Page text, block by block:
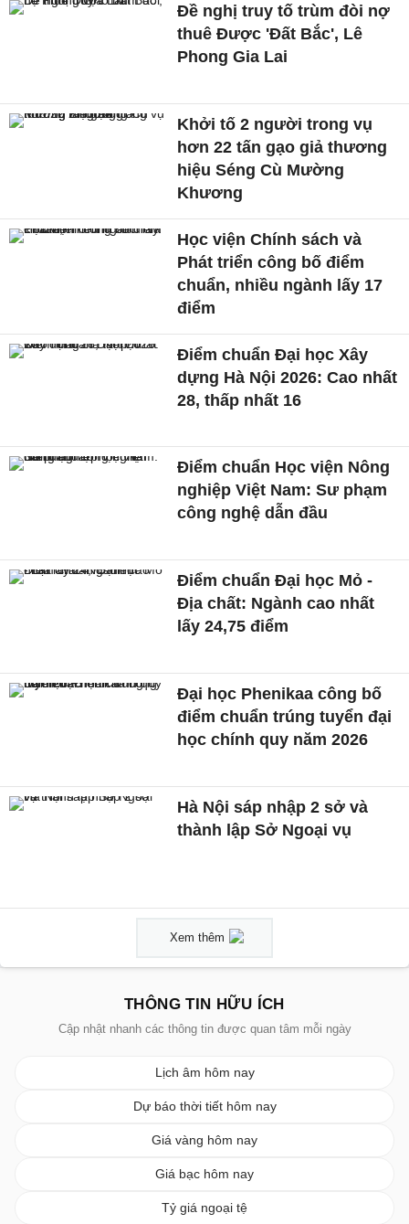
Đề nghị truy tố trùm đòi nợ
thuê Được 'Đất Bắc', Lê
Phong Gia Lai
Khởi tố 2 người trong vụ
hơn 22 tấn gạo giả thương
hiệu Séng Cù Mường
Khương
Học viện Chính sách và
Phát triển công bố điểm
chuẩn, nhiều ngành lấy 17
điểm
Điểm chuẩn Đại học Xây
dựng Hà Nội 2026: Cao nhất
28, thấp nhất 16
Điểm chuẩn Học viện Nông
nghiệp Việt Nam: Sư phạm
công nghệ dẫn đầu
Điểm chuẩn Đại học Mỏ -
Địa chất: Ngành cao nhất
lấy 24,75 điểm
Đại học Phenikaa công bố
điểm chuẩn trúng tuyển đại
học chính quy năm 2026
Hà Nội sáp nhập 2 sở và
thành lập Sở Ngoại vụ
Xem thêm
THÔNG TIN HỮU ÍCH
Cập nhật nhanh các thông tin được quan tâm mỗi ngày
Lịch âm hôm nay
Dự báo thời tiết hôm nay
Giá vàng hôm nay
Giá bạc hôm nay
Tỷ giá ngoại tệ